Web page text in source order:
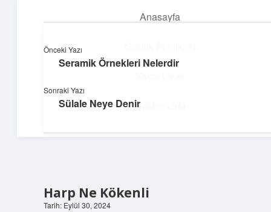
Anasayfa
Hakkımızda
Dijital dünyada huzurlu bir yolculuk!
Harp Ne Kökenli
Tarih: Eylül 30, 2024
Önceki Yazı
Seramik Örnekleri Nelerdir
Sonraki Yazı
Sülale Neye Denir